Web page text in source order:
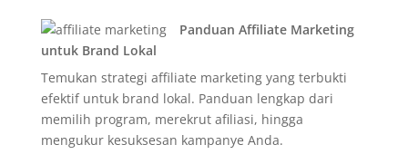
Panduan Affiliate Marketing
untuk Brand Lokal
Temukan strategi affiliate marketing yang terbukti
efektif untuk brand lokal. Panduan lengkap dari
memilih program, merekrut afiliasi, hingga
mengukur kesuksesan kampanye Anda.